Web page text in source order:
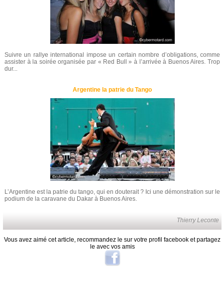
Suivre un rallye international impose un certain nombre d’obligations, comme
assister à la soirée organisée par « Red Bull » à l’arrivée à Buenos Aires. Trop
dur...
Argentine la patrie du Tango
L’Argentine est la patrie du tango, qui en douterait ? Ici une démonstration sur le
podium de la caravane du Dakar à Buenos Aires.
Thierry Leconte
Vous avez aimé cet article, recommandez le sur votre profil facebook et partagez
le avec vos amis